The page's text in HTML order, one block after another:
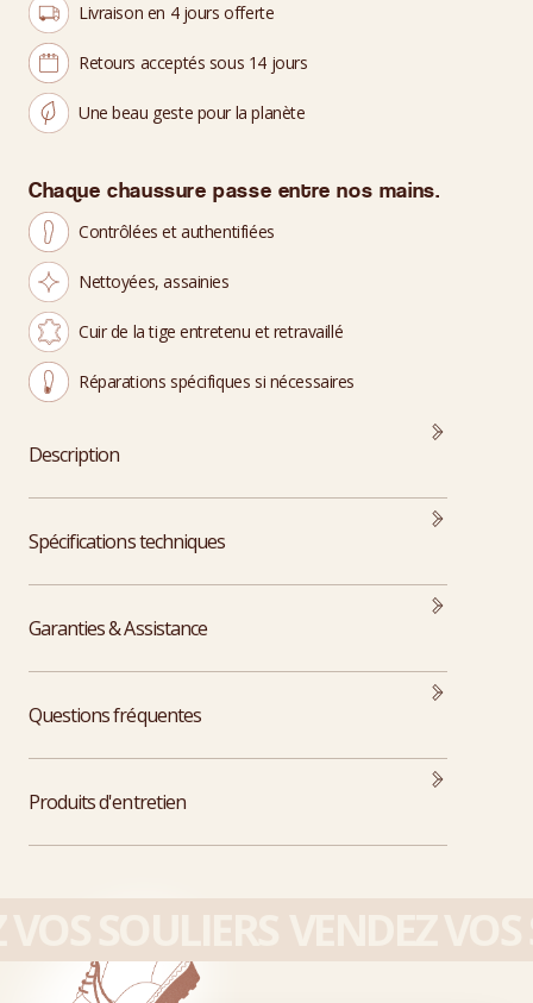
Livraison en 4 jours offerte
Retours acceptés sous 14 jours
Une beau geste pour la planète
Chaque chaussure passe entre nos mains.
Contrôlées et authentifiées
Nettoyées, assainies
Cuir de la tige entretenu et retravaillé
Réparations spécifiques si nécessaires
Description
Spécifications techniques
Garanties & Assistance
Questions fréquentes
Produits d'entretien